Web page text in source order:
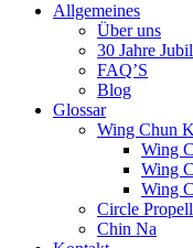
Allgemeines
Über uns
30 Jahre
FAQ’S
Blog
Glossar
Wing Chun
Wing
Wing
Wing
Circle
Chin Na